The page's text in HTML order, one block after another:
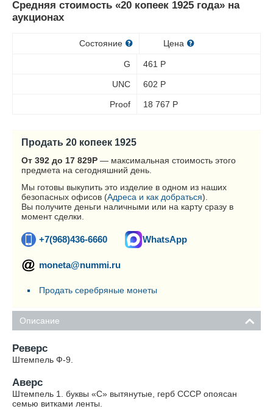
Средняя стоимость «20 копеек 1925 года» на
аукционах
Состояние Цена
G 461 Р
UNC 602 Р
Proof 18 767 Р
Продать 20 копеек 1925
От 392 до 17 829Р — максимальная стоимость этого
предмета на сегодняшний день.
Мы готовы выкупить это изделие в одном из наших
безопасных офисов (Адреса и как добраться).
Вы получите деньги наличными или на карту сразу в
момент сделки.
+7(968)436-6660 WhatsApp
moneta@nummi.ru
Продать серебряные монеты
Описание
Реверс
Штемпель Ф-9.
Аверс
Штемпель 1. буквы «С» вытянутые, герб СССР опоясан
семью витками ленты.